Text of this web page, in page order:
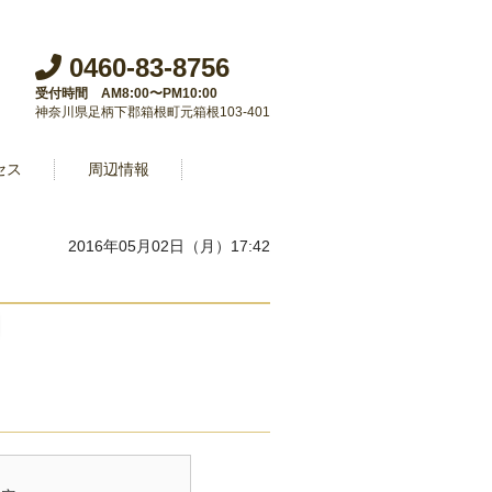
0460-83-8756
受付時間 AM8:00〜PM10:00
神奈川県足柄下郡箱根町元箱根103-401
ス 周辺情報
2016年05月02日（月）17:42